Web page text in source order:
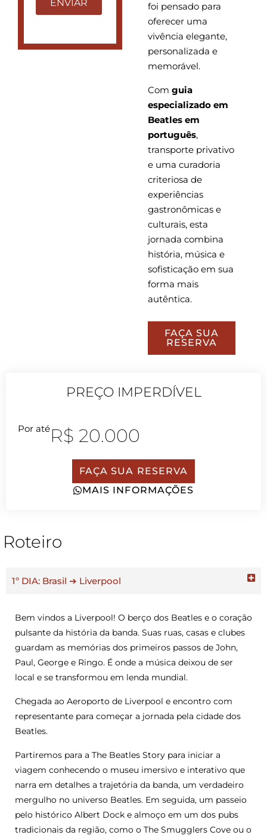
foi pensado para
oferecer uma
vivência elegante,
personalizada e
memorável.
Comguia
especializado em
Beatles em
português,
transporte privativo
e uma curadoria
criteriosa de
experiências
gastronômicas e
culturais, esta
jornada combina
história, música e
sofisticação em sua
forma mais
autêntica.
FAÇA SUA
RESERVA
PREÇO IMPERDÍVEL
Por atéR$ 20.000
FAÇA SUA RESERVA
MAIS INFORMAÇÕES
Roteiro
1º DIA: Brasil ➔ Liverpool
Bem vindos a Liverpool! O berço dos Beatles e o coração
pulsante da história da banda. Suas ruas, casas e clubes
guardam as memórias dos primeiros passos de John,
Paul, George e Ringo. É onde a música deixou de ser
local e se transformou em lenda mundial.
Chegada ao Aeroporto de Liverpool e encontro com
representante para começar a jornada pela cidade dos
Beatles.
Partiremos para a The Beatles Story para iniciar a
viagem conhecendo o museu imersivo e interativo que
narra em detalhes a trajetória da banda, um verdadeiro
mergulho no universo Beatles. Em seguida, um passeio
pelo histórico Albert Dock e almoço em um dos pubs
tradicionais da região, como o The Smugglers Cove ou o